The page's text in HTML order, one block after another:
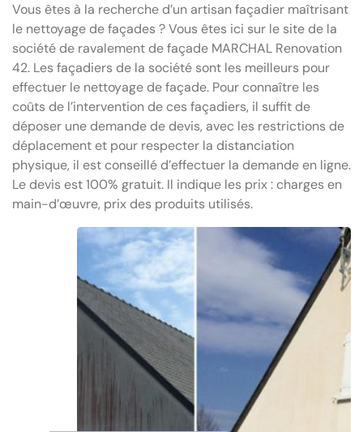
Vous êtes à la recherche d’un artisan façadier maîtrisant
le nettoyage de façades ? Vous êtes ici sur le site de la
société de ravalement de façade MARCHAL Renovation
42. Les façadiers de la société sont les meilleurs pour
effectuer le nettoyage de façade. Pour connaître les
coûts de l’intervention de ces façadiers, il suffit de
déposer une demande de devis, avec les restrictions de
déplacement et pour respecter la distanciation
physique, il est conseillé d’effectuer la demande en ligne.
Le devis est 100% gratuit. Il indique les prix : charges en
main-d’œuvre, prix des produits utilisés.